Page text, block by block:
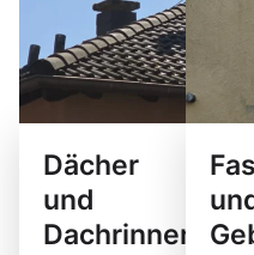
Dächer
und
Dachrinnen